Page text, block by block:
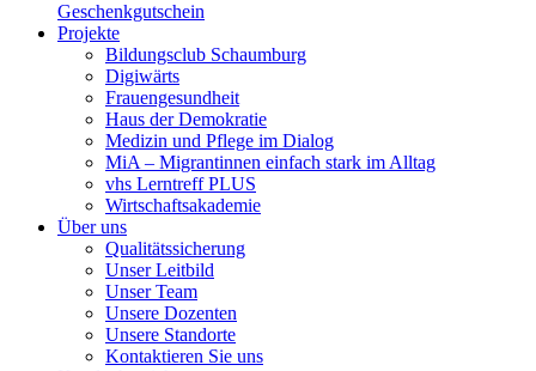
Geschenkgutschein
Projekte
Bildungsclub Schaumburg
Digiwärts
Frauengesundheit
Haus der Demokratie
Medizin und Pflege im Dialog
MiA – Migrantinnen einfach stark im Alltag
vhs Lerntreff PLUS
Wirtschaftsakademie
Über uns
Qualitätssicherung
Unser Leitbild
Unser Team
Unsere Dozenten
Unsere Standorte
Kontaktieren Sie uns